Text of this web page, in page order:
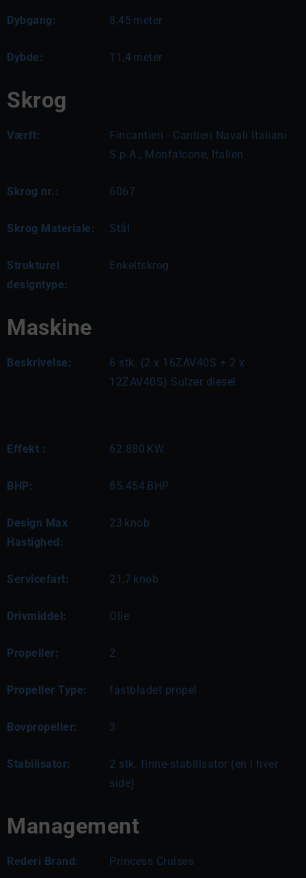
Dybgang: 8,45 meter
Dybde: 11,4 meter
Skrog
Værft:
Fincantieri - Cantieri Navali Italiani
S.p.A., Monfalcone, Italien
Skrog nr.: 6067
Skrog Materiale: Stål
Strukturel
designtype:
Enkeltskrog
Maskine
Beskrivelse:
6 stk. (2 x 16ZAV40S + 2 x
12ZAV40S) Sulzer diesel
Effekt : 62.880 KW
BHP: 85.454 BHP
Design Max
Hastighed:
23 knob
Servicefart: 21,7 knob
Drivmiddel: Olie
Propeller: 2
Propeller Type: fastbladet propel
Bovpropeller: 3
Stabilisator:
2 stk. finne-stabilisator (en i hver
side)
Management
Rederi Brand: Princess Cruises